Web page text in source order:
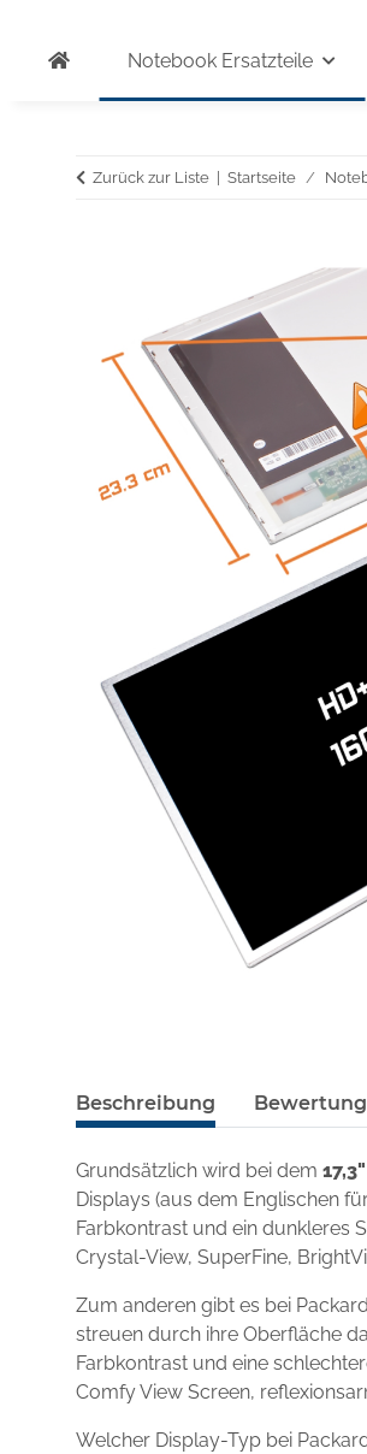
Notebook Ersatzteile
Zurück zur Liste Startseite
Beschreibung
Grundsätzlich wird bei dem 17,3"
Displays (aus dem Englischen
Farbkontrast und ein dunkleres
Crystal-View, SuperFine,
Zum anderen gibt es bei
streuen durch ihre Oberfläche
Farbkontrast und eine
Comfy View Screen,
Welcher Display-Typ bei